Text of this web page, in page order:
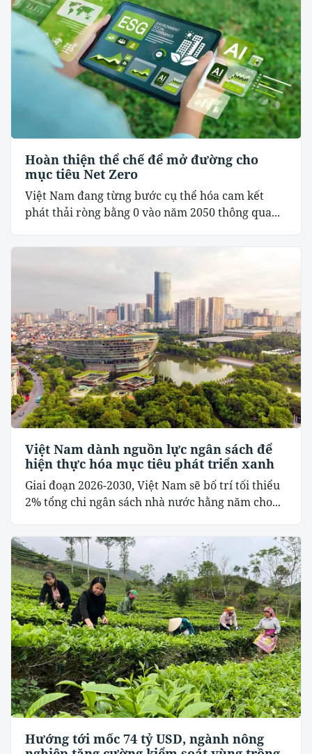
Hoàn thiện thể chế để mở đường cho
mục tiêu Net Zero
Việt Nam đang từng bước cụ thể hóa cam kết
phát thải ròng bằng 0 vào năm 2050 thông qua...
Việt Nam dành nguồn lực ngân sách để
hiện thực hóa mục tiêu phát triển xanh
Giai đoạn 2026-2030, Việt Nam sẽ bố trí tối thiểu
2% tổng chi ngân sách nhà nước hằng năm cho...
Hướng tới mốc 74 tỷ USD, ngành nông